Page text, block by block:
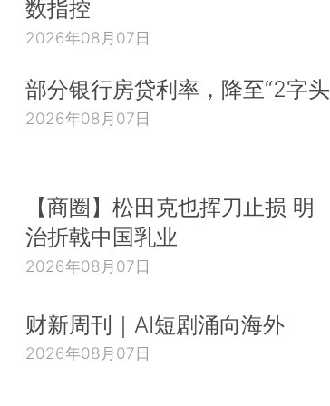
数指控
2026年08月07日
部分银行房贷利率，降至“2字头
2026年08月07日
【商圈】松田克也挥刀止损 明
治折戟中国乳业
2026年08月07日
财新周刊｜AI短剧涌向海外
2026年08月07日